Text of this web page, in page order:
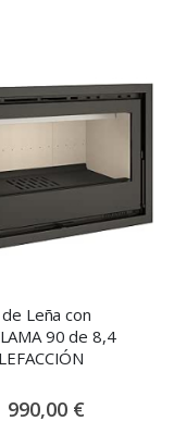
Leña con
90 de 8,4
S
p
990,00 €